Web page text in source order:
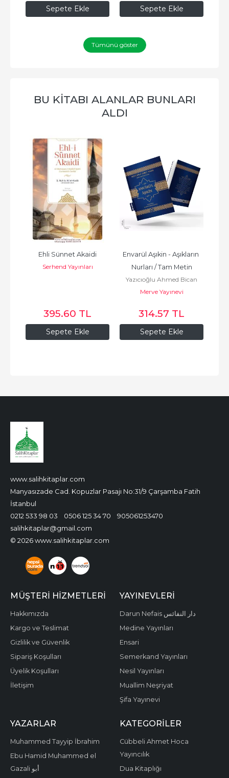
Sepete Ekle Sepete Ekle
Tümünü göster
BU KITABI ALANLAR BUNLARI
ALDI
Sepete Ekle
Ehli Sünnet Akaidi
Serhend Yayınları
395.60 TL
Sepete Ekle
Envarül Aşıkin - Aşıkların
Nurları / Tam Metin
Yazıcıoğlu Ahmed Bican
Merve Yayınevi
314.57 TL
www.salihkitaplar.com
Manyasızade Cad. Kopuzlar Pasajı No:31/9 Çarşamba Fatih
İstanbul
0212 533 98 03
0506 125 34 70
905061253470
salihkitaplar@gmail.com
© 2026 www.salihkitaplar.com
MÜŞTERI HIZMETLERI
Hakkımızda
Kargo ve Teslimat
Gizlilik ve Güvenlik
Sipariş Koşulları
Üyelik Koşulları
İletişim
YAYINEVLERI
Darun Nefais دار النفائس
Medine Yayınları
Ensari
Semerkand Yayınları
Nesil Yayınları
Muallim Neşriyat
Şifa Yayınevi
YAZARLAR
Muhammed Tayyip İbrahim
Ebu Hamid Muhammed el
Gazali أبو
KATEGORILER
Cübbeli Ahmet Hoca
Yayıncılık
Dua Kitaplığı